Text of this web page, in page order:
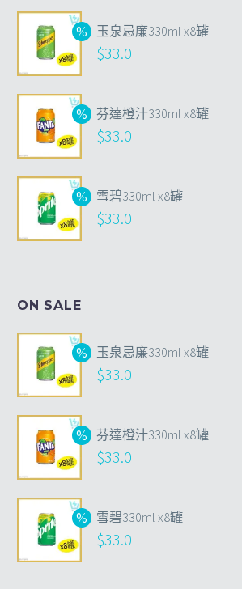
玉泉忌廉330ml x8罐
$33.0
芬達橙汁330ml x8罐
$33.0
雪碧330ml x8罐
$33.0
ON SALE
玉泉忌廉330ml x8罐
$33.0
芬達橙汁330ml x8罐
$33.0
雪碧330ml x8罐
$33.0